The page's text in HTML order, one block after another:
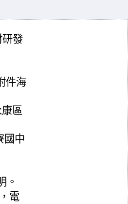
研發
件海
區
國中
。
電